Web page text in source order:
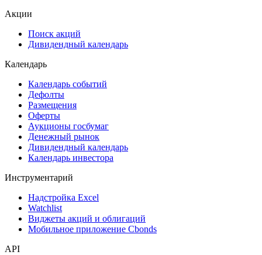
Акции
Поиск акций
Дивидендный календарь
Календарь
Календарь событий
Дефолты
Размещения
Оферты
Аукционы госбумаг
Денежный рынок
Дивидендный календарь
Календарь инвестора
Инструментарий
Надстройка Excel
Watchlist
Виджеты акций и облигаций
Мобильное приложение Cbonds
API